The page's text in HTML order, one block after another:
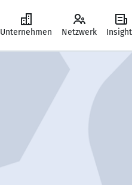
Unternehmen Netzwerk